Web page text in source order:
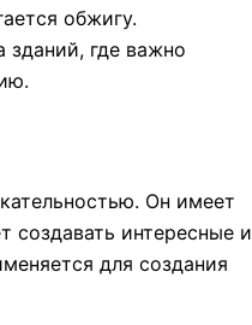
обжигу.
зданий, где важно
Он имеет
создавать интересные и
для создания